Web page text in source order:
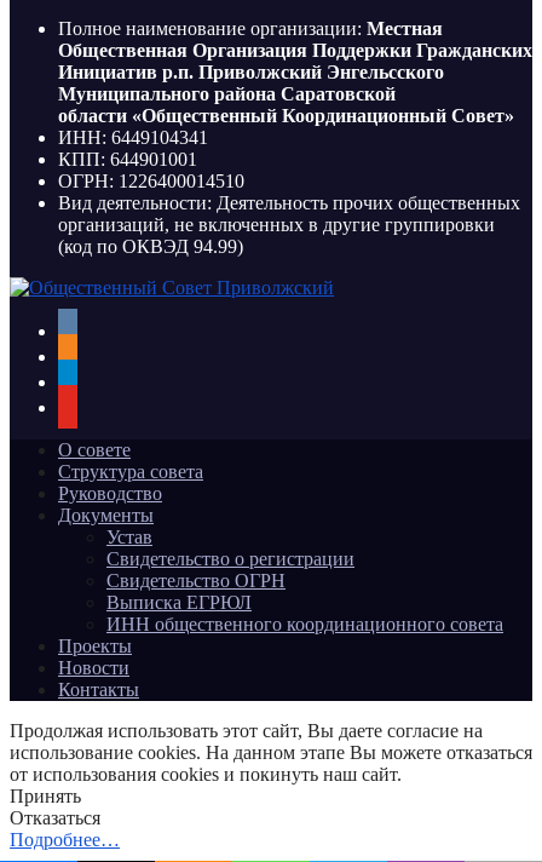
Полное наименование организации: Местная
Общественная Организация Поддержки Гражданских
Инициатив р.п. Приволжский Энгельсского
Муниципального района Саратовской
области «Общественный Координационный Совет»
ИНН: 6449104341
КПП: 644901001
ОГРН: 1226400014510
Вид деятельности: Деятельность прочих общественных
организаций, не включенных в другие группировки
(код по ОКВЭД 94.99)
О совете
Структура совета
Руководство
Документы
Устав
Свидетельство о регистрации
Свидетельство ОГРН
Выписка ЕГРЮЛ
ИНН общественного координационного совета
Проекты
Новости
Контакты
Продолжая использовать этот сайт, Вы даете согласие на
использование cookies. На данном этапе Вы можете отказаться
от использования cookies и покинуть наш сайт.
Принять
Отказаться
Подробнее…